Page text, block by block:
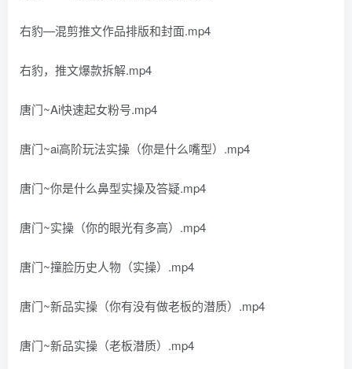
右豹—混剪推文作品排版和封面.mp4
右豹，推文爆款拆解.mp4
唐门~Ai快速起女粉号.mp4
唐门~ai高阶玩法实操（你是什么嘴型）.mp4
唐门~你是什么鼻型实操及答疑.mp4
唐门~实操（你的眼光有多高）.mp4
唐门~撞脸历史人物（实操）.mp4
唐门~新品实操（你有没有做老板的潜质）.mp4
唐门~新品实操（老板潜质）.mp4